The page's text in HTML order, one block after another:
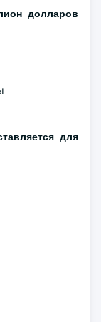
долларов
для